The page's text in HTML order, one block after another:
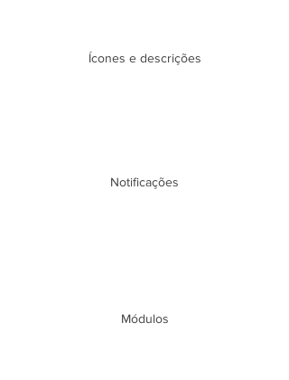
Ícones e descrições
Notificações
Módulos